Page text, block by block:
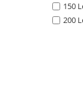
150
200